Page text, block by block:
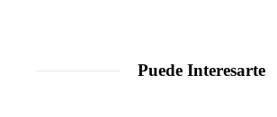
Puede Interesarte